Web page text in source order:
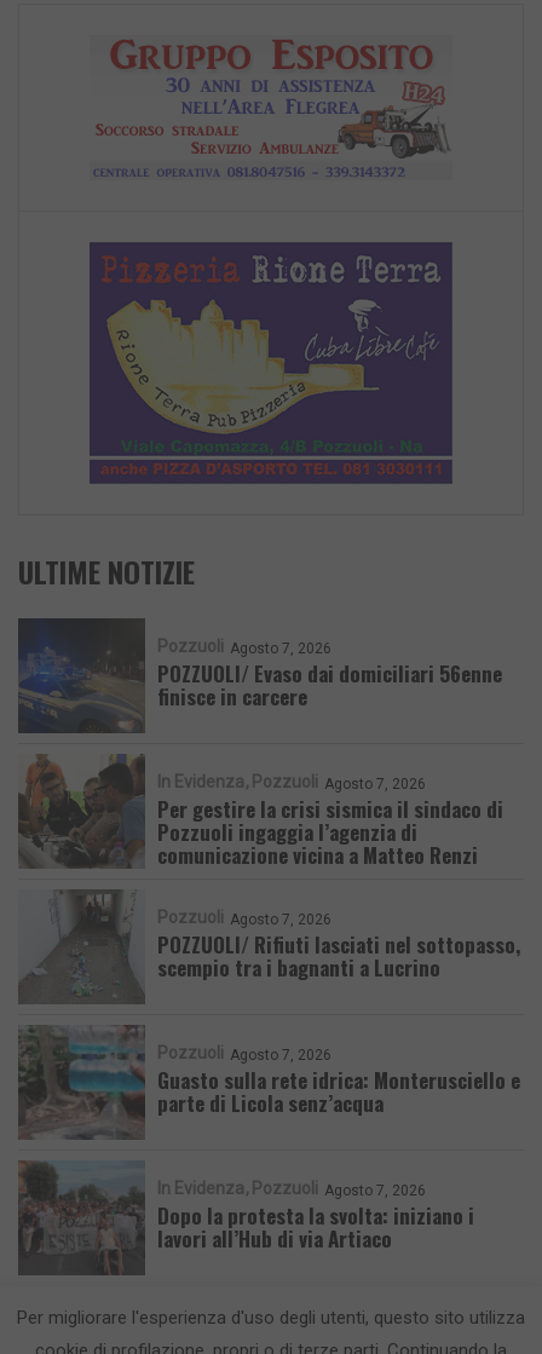
ULTIME NOTIZIE
Pozzuoli Agosto 7, 2026
POZZUOLI/ Evaso dai domiciliari 56enne
finisce in carcere
In Evidenza Pozzuoli Agosto 7, 2026
Per gestire la crisi sismica il sindaco di
Pozzuoli ingaggia l’agenzia di
comunicazione vicina a Matteo Renzi
Pozzuoli Agosto 7, 2026
POZZUOLI/ Rifiuti lasciati nel sottopasso,
scempio tra i bagnanti a Lucrino
Pozzuoli Agosto 7, 2026
Guasto sulla rete idrica: Monterusciello e
parte di Licola senz’acqua
In Evidenza Pozzuoli Agosto 7, 2026
Dopo la protesta la svolta: iniziano i
lavori all’Hub di via Artiaco
Per migliorare l'esperienza d'uso degli utenti, questo sito utilizza